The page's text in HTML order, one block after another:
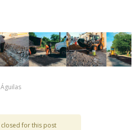
for this post